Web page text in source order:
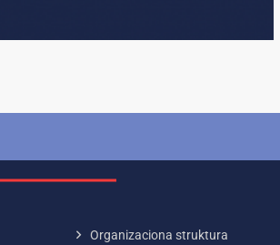
Organizaciona struktura